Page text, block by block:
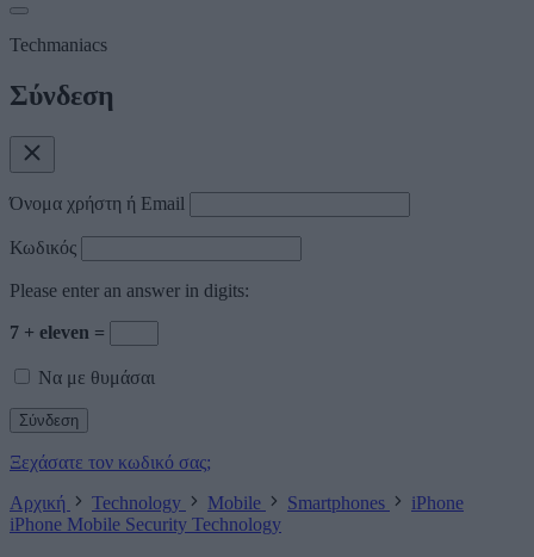
Techmaniacs
Σύνδεση
Όνομα χρήστη ή Email
Κωδικός
Please enter an answer in digits:
7 + eleven =
Να με θυμάσαι
Ξεχάσατε τον κωδικό σας;
Αρχική
Technology Mobile Smartphones
iPhone
iPhone Mobile Security Technology